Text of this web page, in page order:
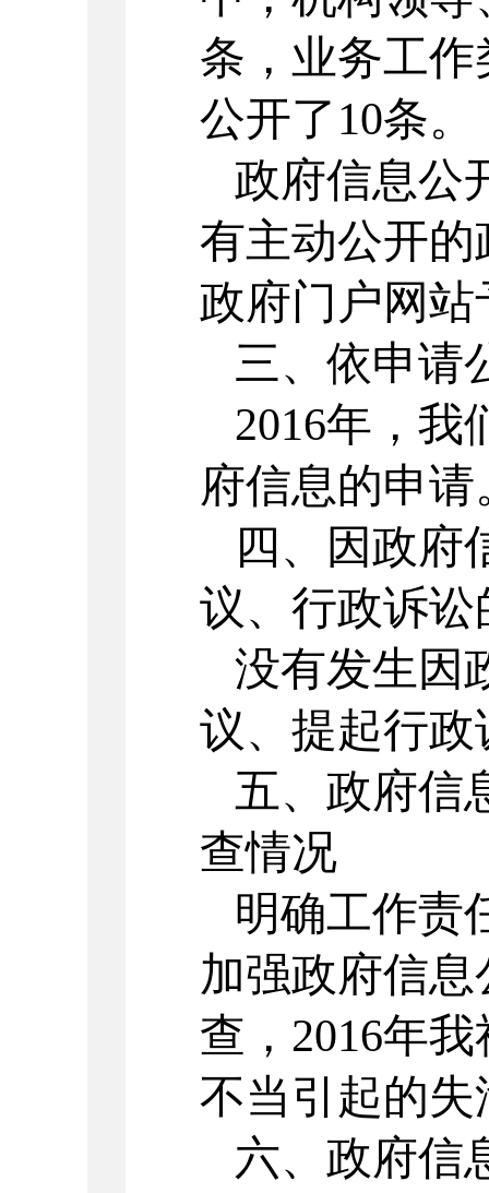
条，业务工
公开了10条。
政府信息公
有主动公开
政府门户网
三、依申请
2016年，我
府信息的申请
四、因政府
议、行政诉讼
没有发生因
议、提起行
五、政府信
查情况
明确工作责
加强政府信
查，2016年
不当引起的
六、政府信